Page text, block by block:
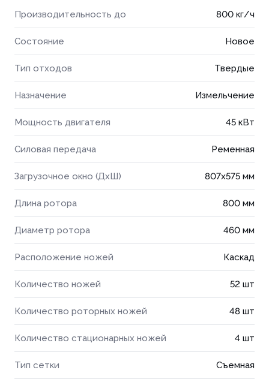
Производительность до 800 кг/ч
Состояние Новое
Тип отходов Твердые
Назначение Измельчение
Мощность двигателя 45 кВт
Силовая передача Ременная
Загрузочное окно (ДхШ) 807x575 мм
Длина ротора 800 мм
Диаметр ротора 460 мм
Расположение ножей Каскад
Количество ножей 52 шт
Количество роторных ножей 48 шт
Количество стационарных ножей 4 шт
Тип сетки Съемная